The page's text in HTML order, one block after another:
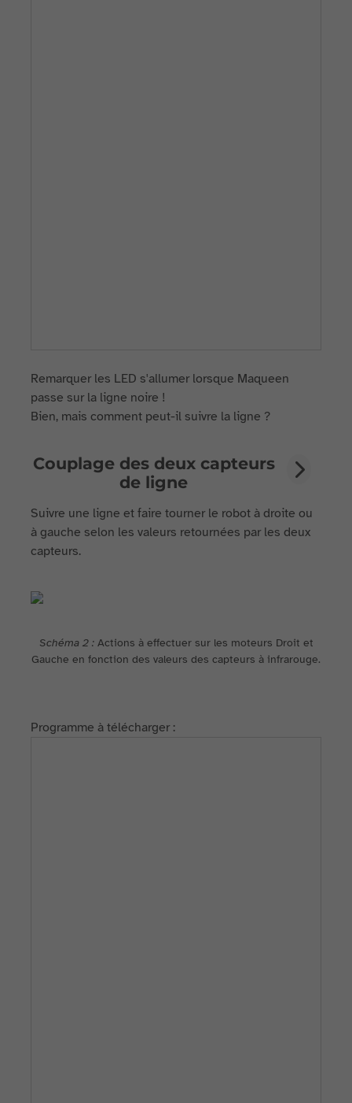
Remarquer les LED s'allumer lorsque Maqueen
passe sur la ligne noire !
Bien, mais comment peut-il suivre la ligne ?
Couplage des deux capteurs
de ligne
Suivre une ligne et faire tourner le robot à droite ou
à gauche selon les valeurs retournées par les deux
capteurs.
Schéma 2 : Actions à effectuer sur les moteurs Droit et
Gauche en fonction des valeurs des capteurs à infrarouge.
Programme à télécharger :